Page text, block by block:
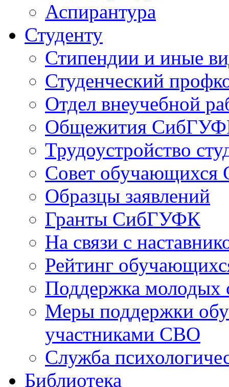
Аспирантура
Студенту
Стипендии и иные
Студенческий
Отдел внеучебной
Общежития
Трудоустройство
Совет
Образцы заявлений
Гранты СибГУФК
На связи с
Рейтинг
Поддержка молодых
Меры поддержки
участниками СВО
Служба
Библиотека